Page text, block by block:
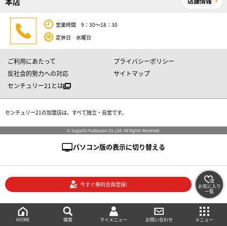
営業時間 9：30～18：30
定休日 水曜日
ご利用にあたって
プライバシーポリシー
反社会的勢力への対応
サイトマップ
センチュリー21とは
センチュリー21の加盟店は、すべて独立・自営です。
© Saguchi Fudousan Co.,Ltd. All Rights Reserved.
パソコン版の表示に切り替える
HOME 検索 マイメニュー お問い合わせ メニュー
今すぐ無料会員登録! お気に入り
一覧
絞り込み検索
メニュー
ご相談・お問い合わせ